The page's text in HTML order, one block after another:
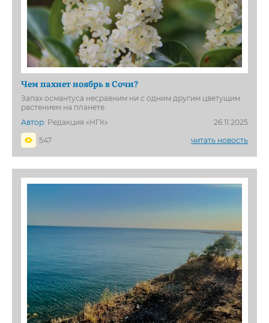
Чем пахнет ноябрь в Сочи?
Запах османтуса несравним ни с одним другим цветущим
растением на планете
Автор: Редакция «НГК»
26.11.2025
547
читать новость